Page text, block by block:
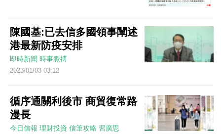
陳國基:已去信多國領事闡述
港最新防疫安排
即時新聞 時事脈搏
2023/01/03 03:12
循序通關利後市 商貿復常路
漫長
今日信報 理財投資 信筆攻略 習廣思